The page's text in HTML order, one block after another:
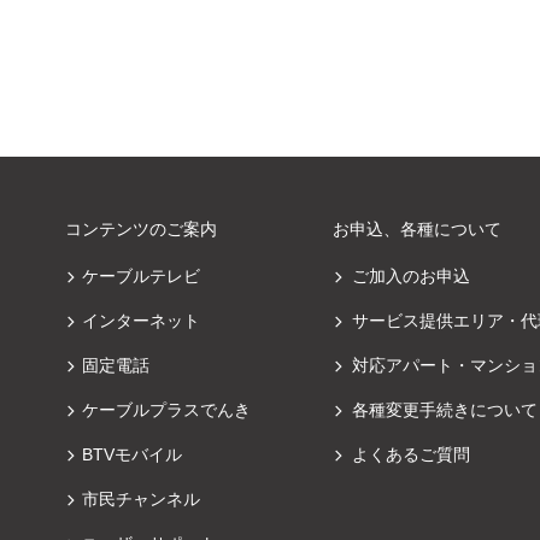
コンテンツのご案内
ケーブルテレビ
インターネット
固定電話
ケーブルプラスでんき
BTVモバイル
市民チャンネル
お申込、各種について
ご加入のお申込
サービス提供エリア・
対応アパート・マンシ
各種変更手続きについて
よくあるご質問